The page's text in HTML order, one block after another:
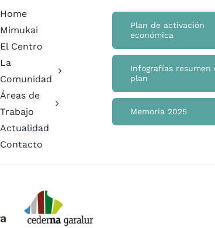
Home
Mimukai
El Centro
La
Comunidad
Áreas de
Trabajo
Actualidad
Contacto
Plan de activación
económica
Infografías resumen
plan
Memoria 2025